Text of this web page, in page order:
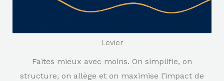
Levier
Faites mieux avec moins. On simplifie, on
structure, on allège et on maximise l’impact de